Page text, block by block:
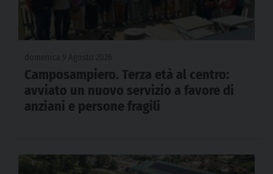
Camposampiero. Terza età al centro:
avviato un nuovo servizio a favore di
anziani e persone fragili